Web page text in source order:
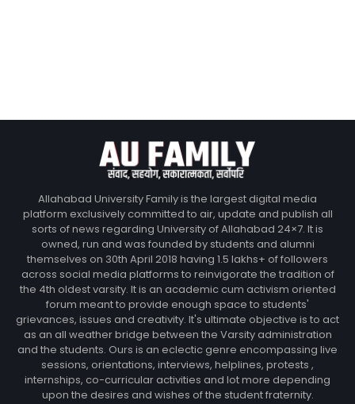
Allahabad University Family is the largest digital media
platform exclusively committed to air, update and publish all
sorts of news regarding University of Allahabad 24×7. It is
owned, run and was founded by students and alumni
themselves on 30th April 2018 having 1.5 lakhs+ of followers
across social media platforms to reinvigorate the tradition of
the 4th oldest varsity. It is an academic cum activism oriented
forum meant to provide enough space to students'
grievances, issues and creativity. It's ultimate objective is to act
as an all weather bridge between the Varsity administration
and the students. Ours is an eclectic genre encompassing live
sessions, orientations, interviews, helplines, protests ,
internships, co-curricular activities and lot more depending
upon the desires and wishes of the student fraternity.